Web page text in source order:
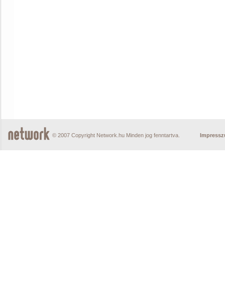
© 2007 Copyright Network.hu Minden jog fenntartva.